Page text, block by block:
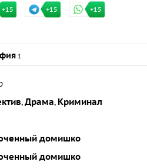
+15 +15 +15
1
,Драма, Криминал
домишко
домишко